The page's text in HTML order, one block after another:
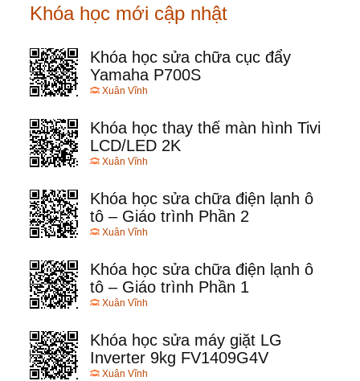
Khóa học mới cập nhật
Khóa học sửa chữa cục đẩy
Yamaha P700S
Xuân Vĩnh
Khóa học thay thế màn hình Tivi
LCD/LED 2K
Xuân Vĩnh
Khóa học sửa chữa điện lạnh ô
tô – Giáo trình Phần 2
Xuân Vĩnh
Khóa học sửa chữa điện lạnh ô
tô – Giáo trình Phần 1
Xuân Vĩnh
Khóa học sửa máy giặt LG
Inverter 9kg FV1409G4V
Xuân Vĩnh